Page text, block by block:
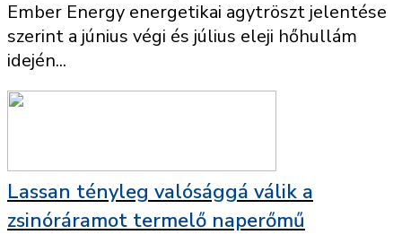
Ember Energy energetikai agytröszt jelentése
szerint a június végi és július eleji hőhullám
idején...
Lassan tényleg valósággá válik a
zsinóráramot termelő naperőmű